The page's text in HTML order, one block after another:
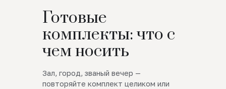
Готовые
комплекты: что с
чем носить
Зал, город, званый вечер —
повторяйте комплект целиком или